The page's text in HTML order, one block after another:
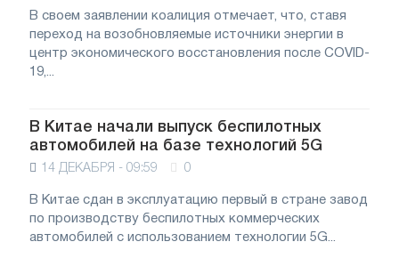
В своем заявлении коалиция отмечает, что, ставя
переход на возобновляемые источники энергии в
центр экономического восстановления после COVID-
19,...
В Китае начали выпуск беспилотных
автомобилей на базе технологий 5G
14 ДЕКАБРЯ - 09:59 0
В Китае сдан в эксплуатацию первый в стране завод
по производству беспилотных коммерческих
автомобилей с использованием технологии 5G...